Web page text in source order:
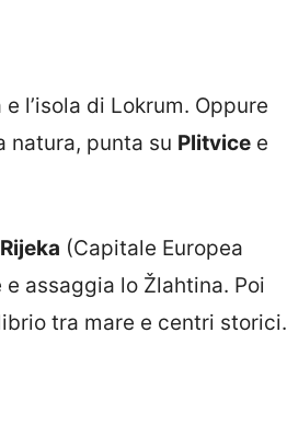
l’isola di Lokrum. Oppure
natura, punta su Plitvice e
Rijeka (Capitale Europea
assaggia lo Žlahtina. Poi
tra mare e centri storici.